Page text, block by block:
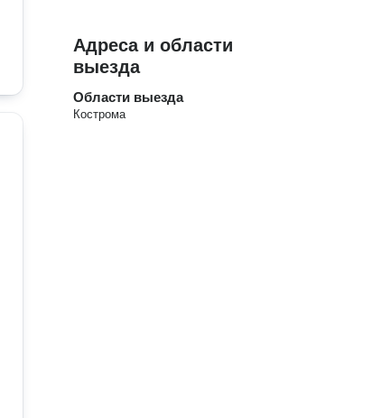
Адреса и области
выезда
Области выезда
Кострома